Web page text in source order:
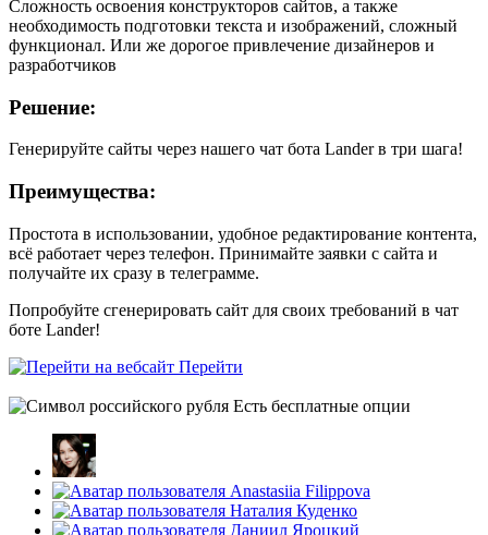
Сложность освоения конструкторов сайтов, а также
необходимость подготовки текста и изображений, сложный
функционал. Или же дорогое привлечение дизайнеров и
разработчиков
Решение:
Генерируйте сайты через нашего чат бота Lander в три шага!
Преимущества:
Простота в использовании, удобное редактирование контента,
всё работает через телефон. Принимайте заявки с сайта и
получайте их сразу в телеграмме.
Попробуйте сгенерировать сайт для своих требований в чат
боте Lander!
Перейти
Есть бесплатные опции